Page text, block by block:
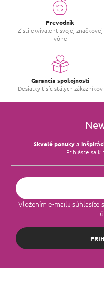
Prevodník
Zisti ekvivalent svojej značkovej
vône
Garancia spokojnosti
Desiatky tisíc stálych zákazníkov
Skvelé ponuky a
Prihláste sa k
Vložením e-mailu súhlasíte s